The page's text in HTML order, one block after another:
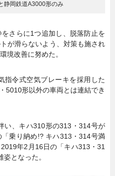
静岡鉄道A3000形のみ
さらに1つ追加し、脱落防止を
が滑らないよう、対策も施され
境改善に努めた。
令式空気ブレーキを採用した
5010形以外の車両とは連結でき
、キハ310形の313・314号が
乗り納め!? キハ313・314号満
年2月16日の「キハ313・31
となった。